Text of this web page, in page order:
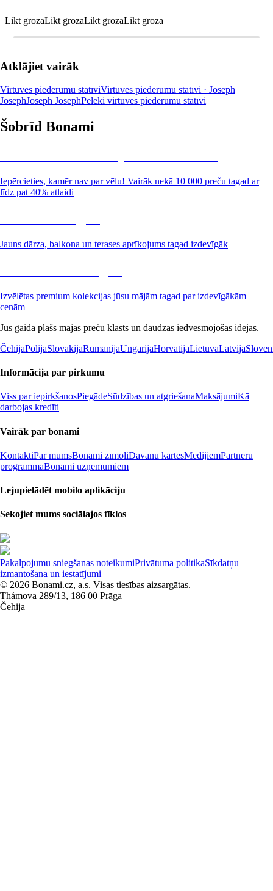
Likt grozāLikt grozāLikt grozāLikt grozā
Atklājiet vairāk
Virtuves piederumu statīviVirtuves piederumu statīvi · Joseph
JosephJoseph JosephPelēki virtuves piederumu statīvi
Šobrīd Bonami
Iepērcieties, kamēr nav par vēlu! Vairāk nekā 10 000 preču tagad ar
līdz pat 40% atlaidi
Jauns dārza, balkona un terases aprīkojums tagad izdevīgāk
Izvēlētas premium kolekcijas jūsu mājām tagad par izdevīgākām
cenām
Jūs gaida plašs mājas preču klāsts un daudzas iedvesmojošas idejas.
ČehijaPolijaSlovākijaRumānijaUngārijaHorvātijaLietuvaLatvija
Informācija par pirkumu
Viss par iepirkšanosPiegādeSūdzības un atgriešanaMaksājumiKā
darbojas kredīti
Vairāk par bonami
KontaktiPar mumsBonami zīmoliDāvanu kartesMedijiemPartneru
programmaBonami uzņēmumiem
Lejupielādēt mobilo aplikāciju
Sekojiet mums sociālajos tīklos
Pakalpojumu sniegšanas noteikumiPrivātuma politikaSīkdatņu
izmantošana un iestatījumi
© 2026 Bonami.cz, a.s. Visas tiesības aizsargātas.
Thámova 289/13, 186 00 Prāga
Čehija